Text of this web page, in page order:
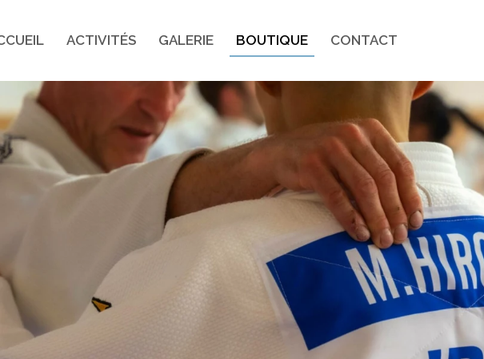
ACTIVITÉS GALERIE BOUTIQUE CONTACT